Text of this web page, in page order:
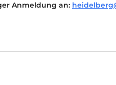
Anmeldung an: